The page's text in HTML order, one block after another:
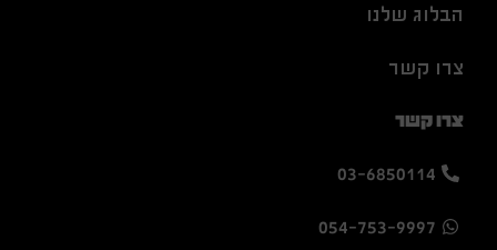
הבלוג שלנו
צרו קשר
צרו קשר
03-6850114
054-753-9997